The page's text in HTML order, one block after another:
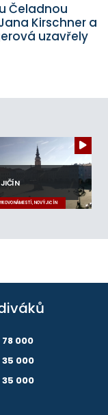
Čeladnou
Kirschner a
uzavřely
NÁMĚSTÍ, NOVÝ JIČÍN
78 000
35 000
35 000